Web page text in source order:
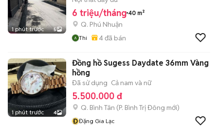
1 phút trước 5
6 triệu/tháng 40 m²
Q. Phú Nhuận
Thi 4đã bán
1 phút trước 4
Đồng hồ Sugess Daydate 36mm Vàng
hồng
Đã sử dụng Cả nam và nữ
5.500.000 đ
Q. Bình Tân (P. Bình Trị Đông mới)
ĐĐặng Gia Lạc